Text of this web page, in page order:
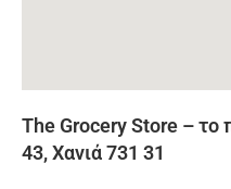
The Grocery Store – το
43, Χανιά 731 31